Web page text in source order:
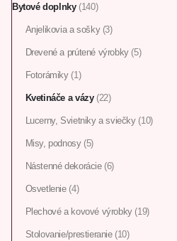
Bytové doplnky (140)
Anjelikovia a sošky (3)
Drevené a prútené výrobky (5)
Fotorámiky (1)
Kvetináče a vázy (22)
Lucerny, Svietniky a sviečky (10)
Misy, podnosy (5)
Nástenné dekorácie (6)
Osvetlenie (4)
Plechové a kovové výrobky (19)
Stolovanie/prestieranie (10)